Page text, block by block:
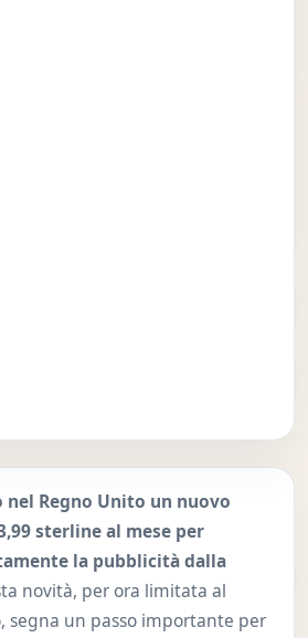
Regno Unito un nuovo
sterline al mese per
la pubblicità dalla
novità, per ora limitata al
segna un passo importante per